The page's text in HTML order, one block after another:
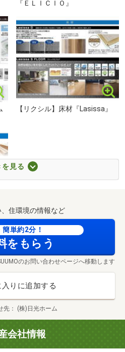
『ＥＬＩＣＩＯ』
【リクシル】床材『Lasissa』
を見る
住環境の情報など
簡単約2分！
をもらう
のお問い合わせページへ移動します
りに追加する
先 (株)日光ホーム
会社情報